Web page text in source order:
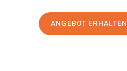
ANGEBOT ERHALTEN